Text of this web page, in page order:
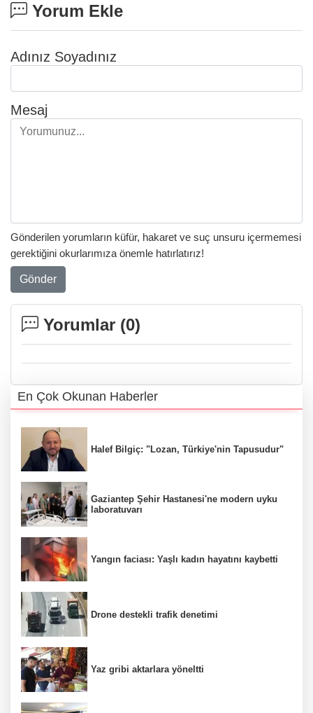
Yorum Ekle
Adınız Soyadınız
Mesaj
Gönderilen yorumların küfür, hakaret ve suç unsuru içermemesi
gerektiğini okurlarımıza önemle hatırlatırız!
Gönder
Yorumlar (0)
En Çok Okunan Haberler
Halef Bilgiç: "Lozan, Türkiye'nin Tapusudur"
Gaziantep Şehir Hastanesi'ne modern uyku
laboratuvarı
Yangın faciası: Yaşlı kadın hayatını kaybetti
Drone destekli trafik denetimi
Yaz gribi aktarlara yöneltti